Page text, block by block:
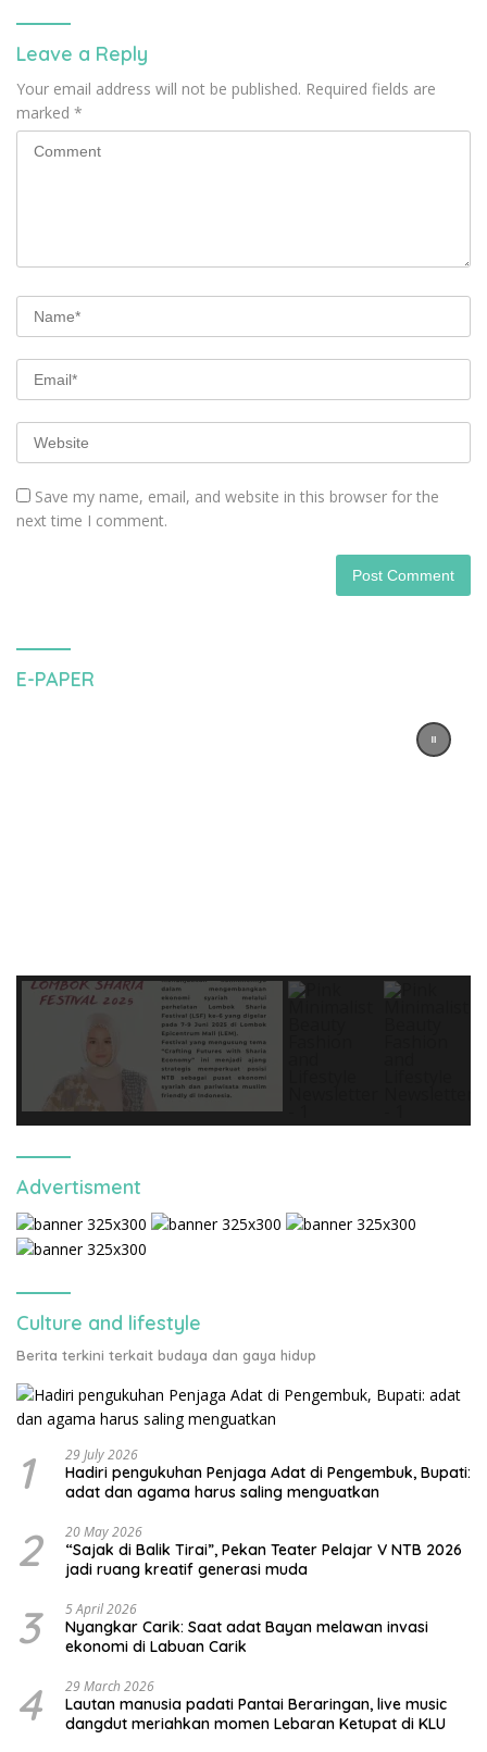
Leave a Reply
Your email address will not be published. Required fields are
marked *
Save my name, email, and website in this browser for the
next time I comment.
E-PAPER
Advertisment
Culture and lifestyle
Berita terkini terkait budaya dan gaya hidup
1 29 July 2026
Hadiri pengukuhan Penjaga Adat di Pengembuk, Bupati:
adat dan agama harus saling menguatkan
2 20 May 2026
“Sajak di Balik Tirai”, Pekan Teater Pelajar V NTB 2026
jadi ruang kreatif generasi muda
3 5 April 2026
Nyangkar Carik: Saat adat Bayan melawan invasi
ekonomi di Labuan Carik
4 29 March 2026
Lautan manusia padati Pantai Beraringan, live music
dangdut meriahkan momen Lebaran Ketupat di KLU